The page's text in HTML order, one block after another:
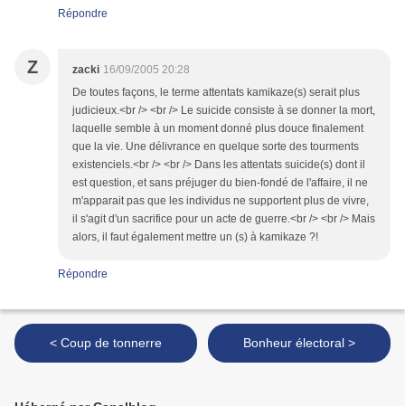
Répondre
Z zacki 16/09/2005 20:28
De toutes façons, le terme attentats kamikaze(s) serait plus
judicieux.<br /> <br /> Le suicide consiste à se donner la mort,
laquelle semble à un moment donné plus douce finalement
que la vie. Une délivrance en quelque sorte des tourments
existenciels.<br /> <br /> Dans les attentats suicide(s) dont il
est question, et sans préjuger du bien-fondé de l'affaire, il ne
m'apparait pas que les individus ne supportent plus de vivre,
il s'agit d'un sacrifice pour un acte de guerre.<br /> <br /> Mais
alors, il faut également mettre un (s) à kamikaze ?!
Répondre
< Coup de tonnerre Bonheur électoral >